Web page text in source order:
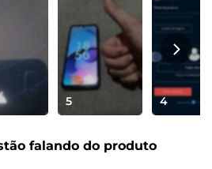
MP | Lente 74°
| Lente 86°
5 4
falando do produto